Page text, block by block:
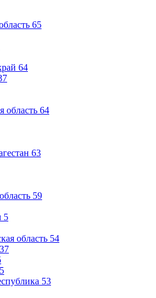
65
64
область 64
63
59
5
область 54
37
5
53